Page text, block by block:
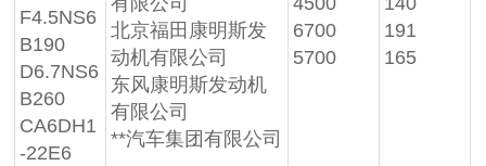
F4.5NS6
B190
D6.7NS6
B260
CA6DH1
-22E6
北京福田康明斯发
动机有限公司
东风康明斯发动机
有限公司
**汽车集团有限公司
6700
5700
191
165